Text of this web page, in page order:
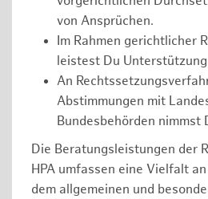
von Ansprüchen.
Im Rahmen gerichtlicher
leistest Du
An
Abstimmungen mit
Bundesbehörden nimmst
Die Beratungsleistungen der
HPA umfassen eine Vielfalt
dem allgemeinen und